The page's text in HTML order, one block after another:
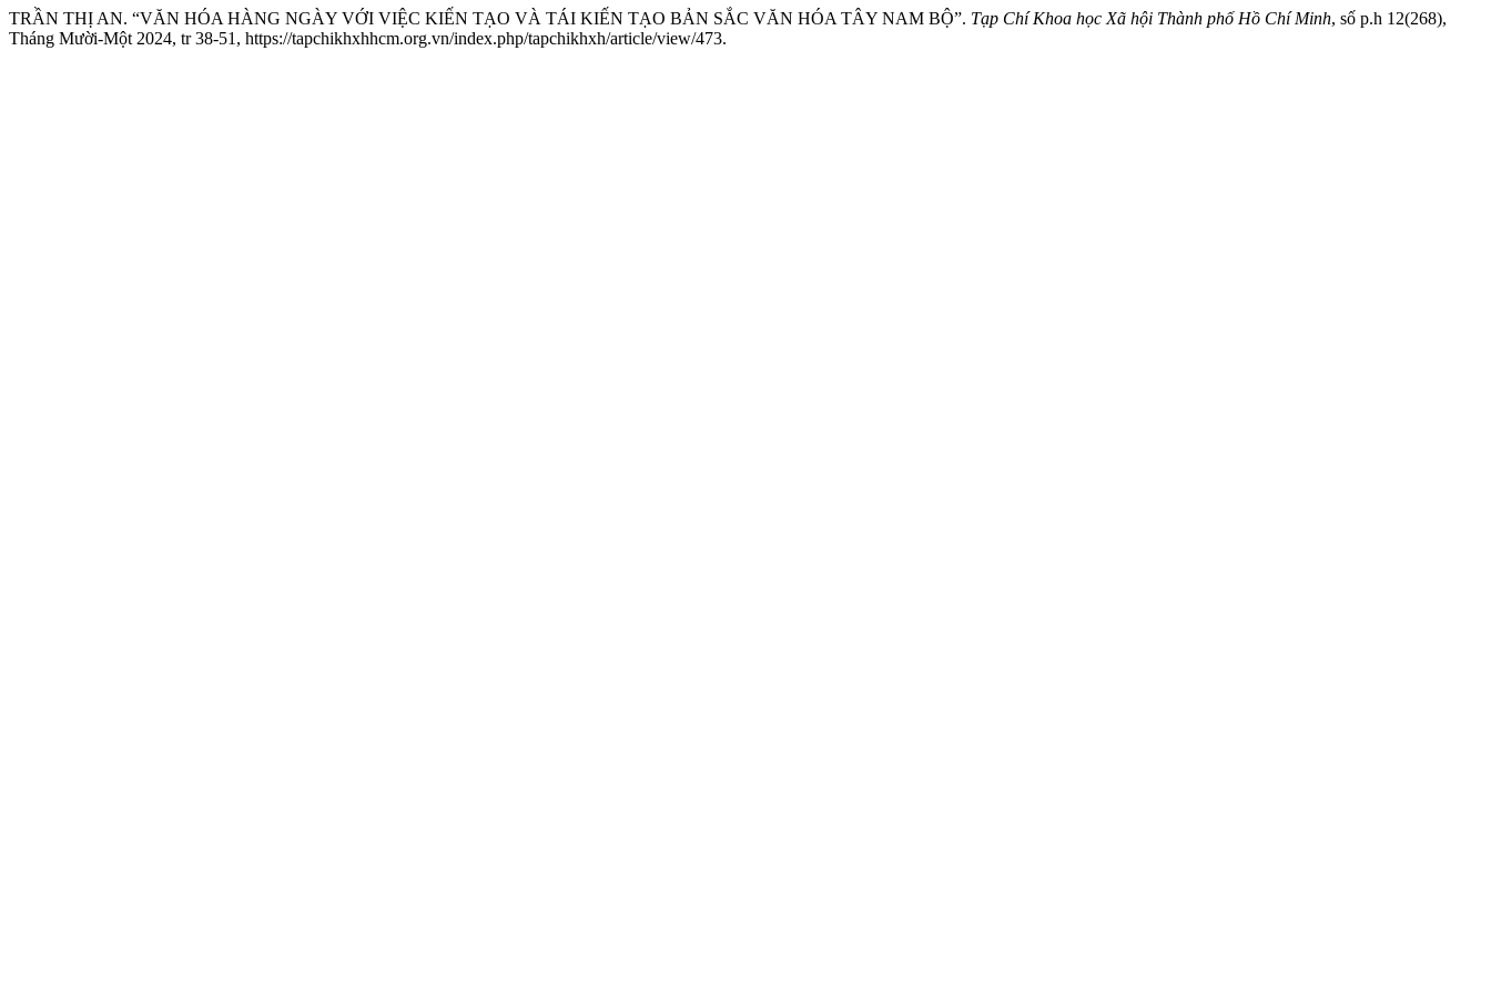
TRẦN THỊ AN. “VĂN HÓA HÀNG NGÀY VỚI VIỆC KIẾN TẠO VÀ TÁI KIẾN TẠO BẢN SẮC VĂN HÓA TÂY NAM BỘ”. Tạp Chí Khoa học Xã hội Thành phố Hồ Chí Minh, số p.h 12(268),
Tháng Mười-Một 2024, tr 38-51, https://tapchikhxhhcm.org.vn/index.php/tapchikhxh/article/view/473.